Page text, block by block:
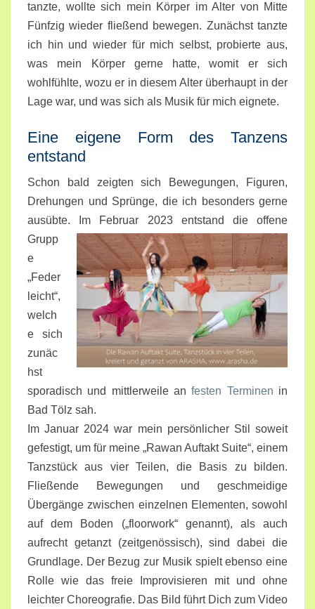
tanzte, wollte sich mein Körper im Alter von Mitte
Fünfzig wieder fließend bewegen. Zunächst tanzte
ich hin und wieder für mich selbst, probierte aus,
was mein Körper gerne hatte, womit er sich
wohlfühlte, wozu er in diesem Alter überhaupt in der
Lage war, und was sich als Musik für mich eignete.
Eine eigene Form des Tanzens
entstand
Schon bald zeigten sich Bewegungen, Figuren,
Drehungen und Sprünge, die ich besonders gerne
ausübte. Im Februar 2023entstand die offene
Grupp
e
„Feder
leicht“,
welch
e sich
zunäc
hst
sporadisch und mittlerweile anfesten Terminen in
Bad Tölz sah.
Im Januar 2024 war mein persönlicher Stil soweit
gefestigt, um für meine „Rawan Auftakt Suite“, einem
Tanzstück aus vier Teilen, die Basis zu bilden.
Fließende Bewegungen und geschmeidige
Übergänge zwischen einzelnen Elementen, sowohl
auf dem Boden („floorwork“ genannt), als auch
aufrecht getanzt (zeitgenössisch), sind dabei die
Grundlage. Der Bezug zur Musik spielt ebenso eine
Rolle wie das freie Improvisieren mit und ohne
leichter Choreografie. Das Bild führt Dich zum Video